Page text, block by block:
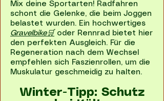
Mix deine Sportarten! Radfahren
schont die Gelenke, die beim Joggen
belastet wurden. Ein hochwertiges
Gravelbike🛒 oder Rennrad bietet hier
den perfekten Ausgleich. Für die
Regeneration nach dem Wechsel
empfehlen sich Faszienrollen, um die
Muskulatur geschmeidig zu halten.
Winter-Tipp: Schutz